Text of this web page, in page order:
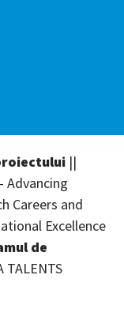
||
Advancing
Careers and
Excellence
de
TALENTS